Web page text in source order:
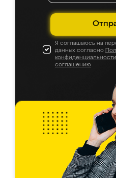
Я соглашаюсь на
данных согласно
конфиденциальности
соглашению